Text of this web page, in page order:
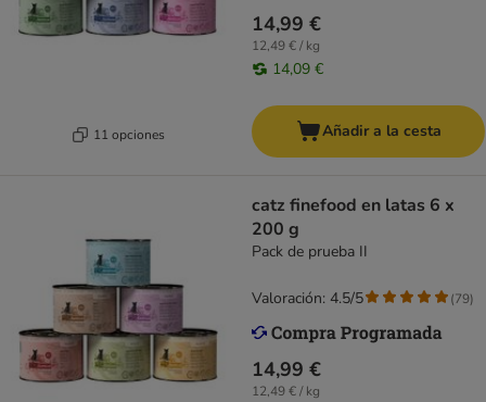
11 opciones
14,99 €
12,49 € / kg
14,09 €
Añadir a la cesta
catz finefood en latas 6 x
200 g
Pack de prueba II
14,99 €
12,49 € / kg
Valoración: 4.5/5 (79)